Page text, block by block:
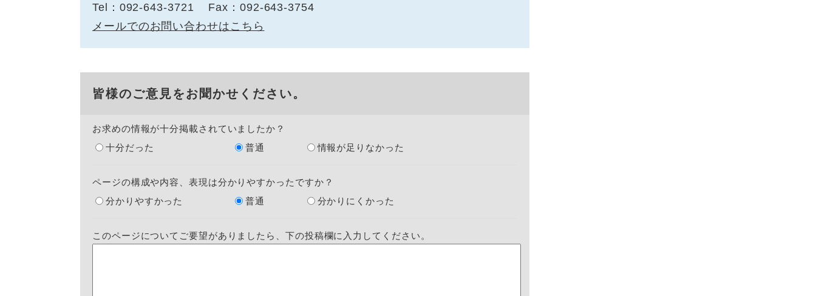
Tel：092-643-3721
Fax：092-643-3754
メールでのお問い合わせはこちら
皆様のご意見をお聞かせください。
お求めの情報が十分掲載されていましたか？
十分だった
普通 情報が足りなかった
ページの構成や内容、表現は分かりやすかったですか？
分かりやすかった
普通 分かりにくかった
このページについてご要望がありましたら、下の投稿欄に入力してください。